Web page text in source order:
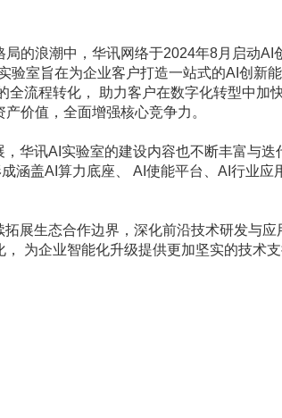
的浪潮中，华讯网络于2024年8月启动AI
验室旨在为企业客户打造一站式的AI创新
全流程转化， 助力客户在数字化转型中加
价值，全面增强核心竞争力。
，华讯AI实验室的建设内容也不断丰富与迭
涵盖AI算力底座、 AI使能平台、AI行业应
展生态合作边界，深化前沿技术研发与应
为企业智能化升级提供更加坚实的技术支